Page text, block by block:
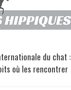
du chat :
où les rencontrer